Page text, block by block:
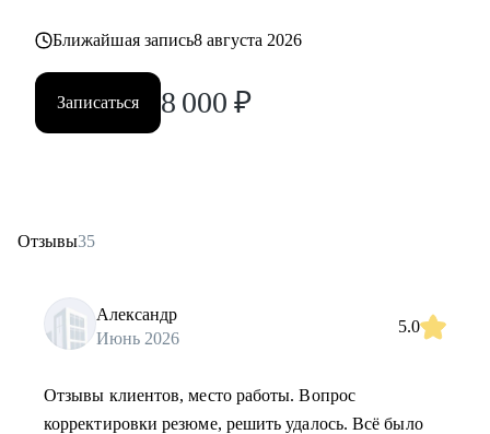
Ближайшая запись8 августа 2026
Записаться 8 000 ₽
Отзывы35
Александр
Июнь 2026
5.0
Отзывы клиентов, место работы. Вопрос
корректировки резюме, решить удалось. Всё было